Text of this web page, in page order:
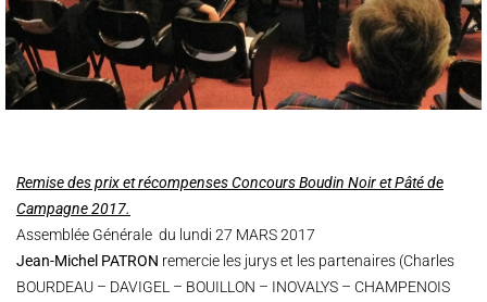
Remise des prix et récompenses Concours Boudin Noir et Pâté de
Campagne 2017.
Assemblée Générale du lundi 27 MARS 2017
Jean-Michel PATRON remercie les jurys et les partenaires (Charles
BOURDEAU – DAVIGEL – BOUILLON – INOVALYS – CHAMPENOIS